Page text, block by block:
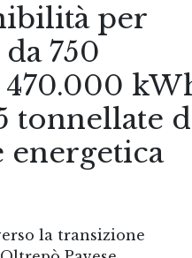
per
750
tonnellate
energetica
la transizione